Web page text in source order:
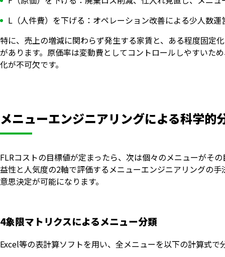
L（人件費）を下げる：オペレーション改善による少人数
特に、売上の増減に関わらず発生する家賃と、ある程度固定
があります。原価率は変動費としてコントロールしやすいた
化が不可欠です。
メニューエンジニアリングによる科学的
FLRコストの目標値が定まったら、次は個々のメニューがそ
益性と人気度の2軸で評価するメニューエンジニアリングの
意思決定が可能になります。
4象限マトリクスによるメニュー分類
Excel等の表計算ソフトを用い、全メニューを以下の計算式で